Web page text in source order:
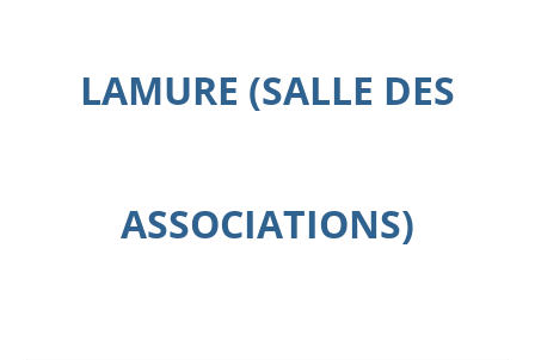
LAMURE (SALLE DES
ASSOCIATIONS)